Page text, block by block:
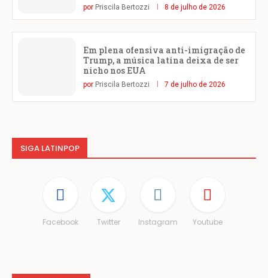
por Priscila Bertozzi 8 de julho de 2026
Em plena ofensiva anti-imigração de
Trump, a música latina deixa de ser
nicho nos EUA
por Priscila Bertozzi 7 de julho de 2026
SIGA LATINPOP
Facebook Twitter Instagram Youtube